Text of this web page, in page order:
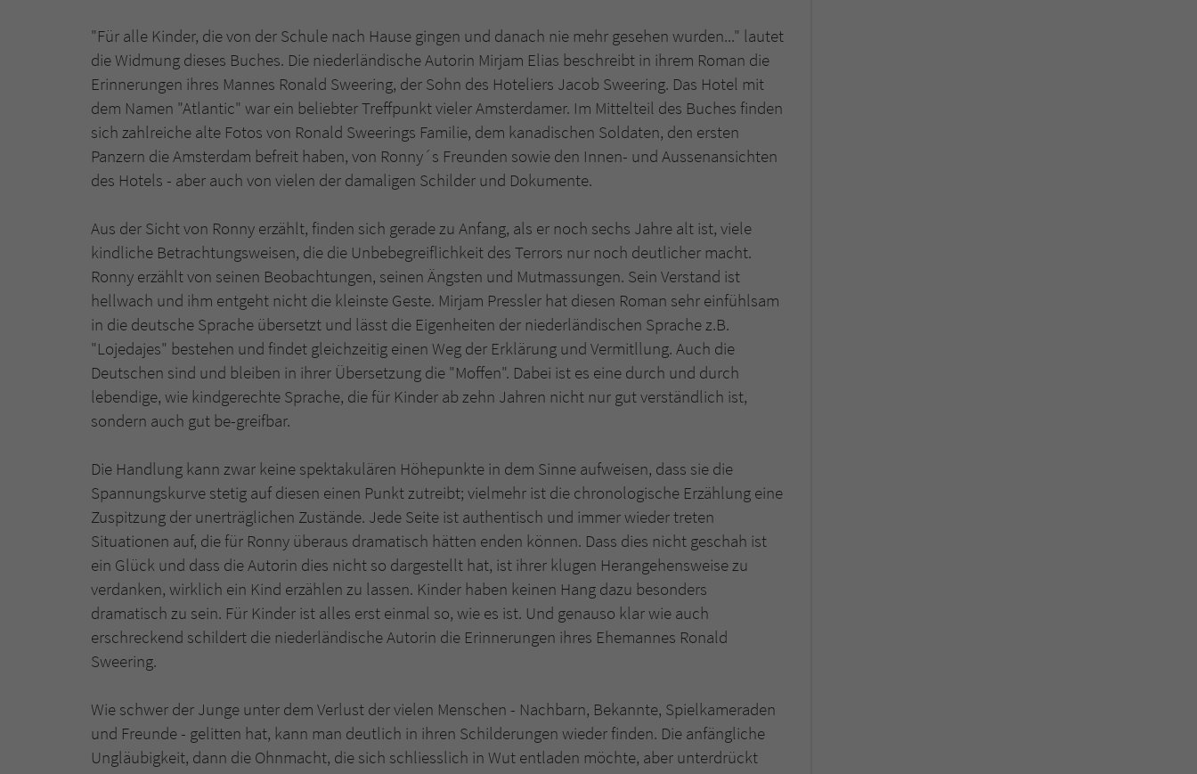
"Für alle Kinder, die von der Schule nach Hause gingen und danach nie mehr gesehen wurden..." lautet
die Widmung dieses Buches. Die niederländische Autorin Mirjam Elias beschreibt in ihrem Roman die
Erinnerungen ihres Mannes Ronald Sweering, der Sohn des Hoteliers Jacob Sweering. Das Hotel mit
dem Namen "Atlantic" war ein beliebter Treffpunkt vieler Amsterdamer. Im Mittelteil des Buches finden
sich zahlreiche alte Fotos von Ronald Sweerings Familie, dem kanadischen Soldaten, den ersten
Panzern die Amsterdam befreit haben, von Ronny´s Freunden sowie den Innen- und Aussenansichten
des Hotels - aber auch von vielen der damaligen Schilder und Dokumente.
Aus der Sicht von Ronny erzählt, finden sich gerade zu Anfang, als er noch sechs Jahre alt ist, viele
kindliche Betrachtungsweisen, die die Unbebegreiflichkeit des Terrors nur noch deutlicher macht.
Ronny erzählt von seinen Beobachtungen, seinen Ängsten und Mutmassungen. Sein Verstand ist
hellwach und ihm entgeht nicht die kleinste Geste. Mirjam Pressler hat diesen Roman sehr einfühlsam
in die deutsche Sprache übersetzt und lässt die Eigenheiten der niederländischen Sprache z.B.
"Lojedajes" bestehen und findet gleichzeitig einen Weg der Erklärung und Vermitllung. Auch die
Deutschen sind und bleiben in ihrer Übersetzung die "Moffen". Dabei ist es eine durch und durch
lebendige, wie kindgerechte Sprache, die für Kinder ab zehn Jahren nicht nur gut verständlich ist,
sondern auch gut be-greifbar.
Die Handlung kann zwar keine spektakulären Höhepunkte in dem Sinne aufweisen, dass sie die
Spannungskurve stetig auf diesen einen Punkt zutreibt; vielmehr ist die chronologische Erzählung eine
Zuspitzung der unerträglichen Zustände. Jede Seite ist authentisch und immer wieder treten
Situationen auf, die für Ronny überaus dramatisch hätten enden können. Dass dies nicht geschah ist
ein Glück und dass die Autorin dies nicht so dargestellt hat, ist ihrer klugen Herangehensweise zu
verdanken, wirklich ein Kind erzählen zu lassen. Kinder haben keinen Hang dazu besonders
dramatisch zu sein. Für Kinder ist alles erst einmal so, wie es ist. Und genauso klar wie auch
erschreckend schildert die niederländische Autorin die Erinnerungen ihres Ehemannes Ronald
Sweering.
Wie schwer der Junge unter dem Verlust der vielen Menschen - Nachbarn, Bekannte, Spielkameraden
und Freunde - gelitten hat, kann man deutlich in ihren Schilderungen wieder finden. Die anfängliche
Ungläubigkeit, dann die Ohnmacht, die sich schliesslich in Wut entladen möchte, aber unterdrückt